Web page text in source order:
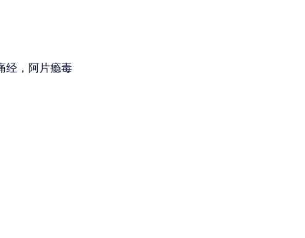
经，阿片瘾毒